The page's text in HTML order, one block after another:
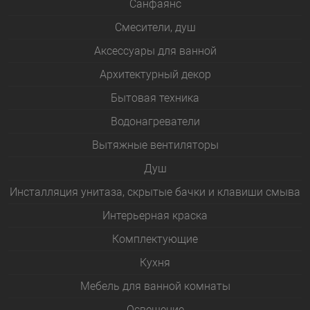
Санфаянс
Смесители, душ
Аксессуары для ванной
Архитектурный декор
Бытовая техника
Водонагреватели
Вытяжные вентиляторы
Душ
Инсталляция унитаза, скрытые бачки и клавиши смыва
Интерьерная краска
Комплектующие
Кухня
Мебель для ванной комнаты